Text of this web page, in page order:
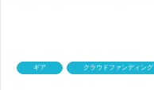
ギア クラウドファンディング